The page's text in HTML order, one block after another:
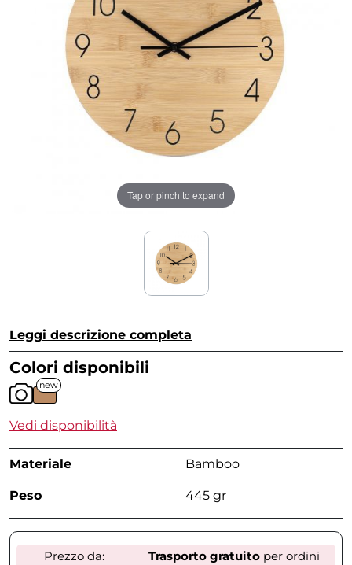
Tap or pinch to expand
Leggi descrizione completa
Colori disponibili
new
Vedi disponibilità
Materiale Bamboo
Peso 445 gr
Prezzo da:
Trasporto gratuitoper ordini